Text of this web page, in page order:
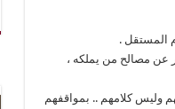
المستقل .
عن مصالح من يملكه ،
وليس كلامهم .. بمواقفهم